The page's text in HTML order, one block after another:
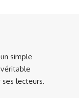
simple
lecteurs.